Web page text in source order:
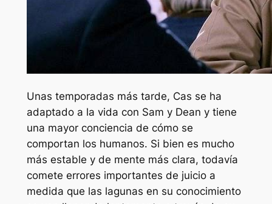
Unas temporadas más tarde, Cas se ha
adaptado a la vida con Sam y Dean y tiene
una mayor conciencia de cómo se
comportan los humanos. Si bien es mucho
más estable y de mente más clara, todavía
comete errores importantes de juicio a
medida que las lagunas en su conocimiento